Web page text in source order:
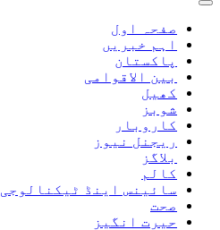
صفحہ اول
اہم خبریں
پاکستان
بین الاقوامی
کھیل
شوبز
کاروبار
ریجنل نیوز
بلاگز
کالم
سائینس اینڈ ٹیکنالوجی
صحت
حیرت انگیز